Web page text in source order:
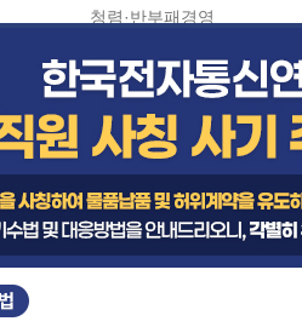
청렴·반부패경영
청렴포털 신고
수의계약 현황
부패징계 현황
감사결과공개